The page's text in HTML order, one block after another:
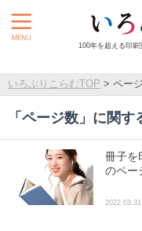
100年を超える印刷
いろぷりこらむTOP > ペー
「 ページ数 」に関す
冊子を
のペー